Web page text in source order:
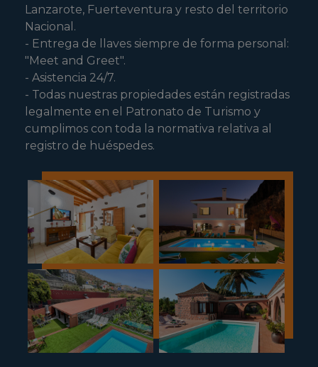
Lanzarote, Fuerteventura y resto del territorio
Nacional.
- Entrega de llaves siempre de forma personal:
"Meet and Greet".
- Asistencia 24/7.
- Todas nuestras propiedades están registradas
legalmente en el Patronato de Turismo y
cumplimos con toda la normativa relativa al
registro de huéspedes.